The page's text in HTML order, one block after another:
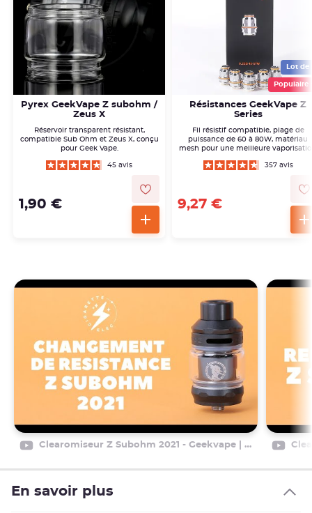
Pyrex GeekVape Z subohm /
Zeus X
Réservoir transparent résistant,
compatible Sub Ohm et Zeus X, conçu
pour Geek Vape.
45 avis
1,90 €
Lot de
Populaire
Résistances GeekVape Z
Series
Fil résistif compatible, plage de
puissance de 60 à 80W, matériau
mesh pour une meilleure
357 avis
9,27 €
Clearomiseur Z Subohm 2021 - Geekvape | Changement de résistance et amorçage
En savoir plus